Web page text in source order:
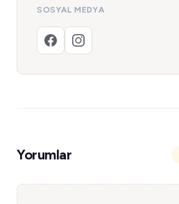
SOSYAL MEDYA
Yorumlar